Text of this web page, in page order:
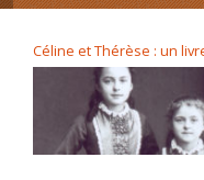
Céline et Thérèse : un